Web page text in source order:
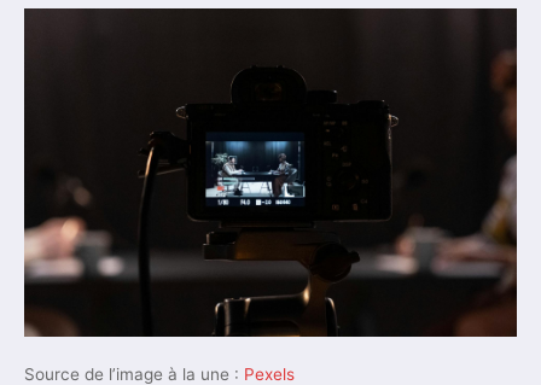
Source de l’image à la une : Pexels